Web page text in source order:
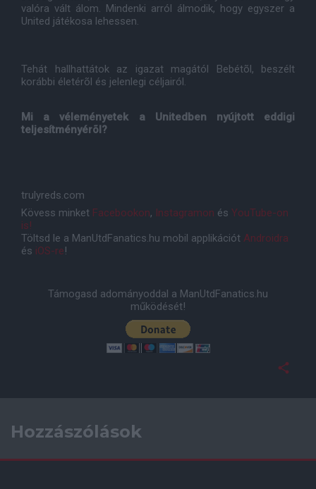
valóra vált álom. Mindenki arról álmodik, hogy egyszer a
United játékosa lehessen.
Tehát hallhattátok az igazat magától Bebétõl, beszélt
korábbi életérõl és jelenlegi céljairól.
Mi a véleményetek a Unitedben nyújtott eddigi
teljesítményérõl?
trulyreds.com
Kövess minket Facebookon, Instagramon és YouTube-on
is!
Töltsd le a ManUtdFanatics.hu mobil applikációt Androidra
és iOS-re!
Támogasd adományoddal a ManUtdFanatics.hu
működését!
Hozzászólások